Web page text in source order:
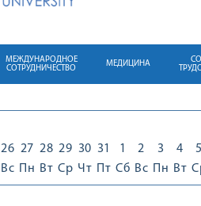
МЕЖДУНАРОДНОЕ
СОТРУДНИЧЕСТВО
МЕДИЦИНА
26
Вс
27
Пн
28
Вт
29
Ср
30
Чт
31
Пт
1
Сб
2
Вс
3
Пн
4
Вт
5